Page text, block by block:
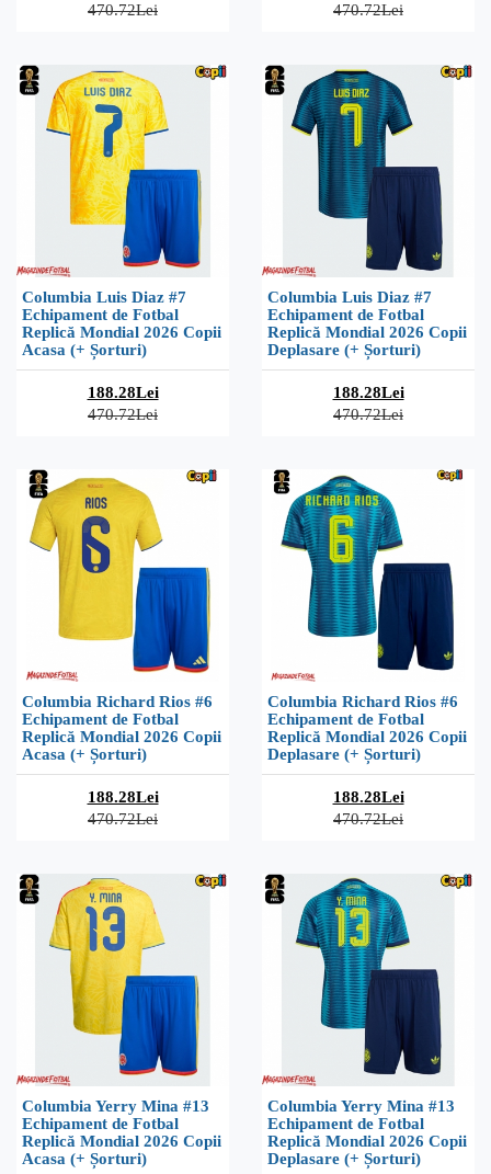
470.72Lei
470.72Lei
Columbia Luis Diaz #7
Echipament de Fotbal
Replică Mondial 2026 Copii
Acasa (+ Șorturi)
188.28Lei
470.72Lei
Columbia Luis Diaz #7
Echipament de Fotbal
Replică Mondial 2026 Copii
Deplasare (+ Șorturi)
188.28Lei
470.72Lei
Columbia Richard Rios #6
Echipament de Fotbal
Replică Mondial 2026 Copii
Acasa (+ Șorturi)
188.28Lei
470.72Lei
Columbia Richard Rios #6
Echipament de Fotbal
Replică Mondial 2026 Copii
Deplasare (+ Șorturi)
188.28Lei
470.72Lei
Columbia Yerry Mina #13
Echipament de Fotbal
Replică Mondial 2026 Copii
Acasa (+ Șorturi)
Columbia Yerry Mina #13
Echipament de Fotbal
Replică Mondial 2026 Copii
Deplasare (+ Șorturi)